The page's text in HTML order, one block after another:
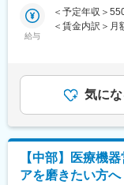
(3)豊富なプロ
業他社と比較
・入社3年目（
当）
・入社5年目（
変更の範囲：会
営業活動を行っ
人々の命を守
まずはご入社か
していただきま
資格取得と聞
文理問わず一
後に身に付ける
社員の活躍事例
給与
＜予定年収＞
＜賃金内訳＞
手当支給する
日当（1日
月・3月）※平均
金はあくまでも
があります。月
気に
【中部】医療機
アを磨きたい方